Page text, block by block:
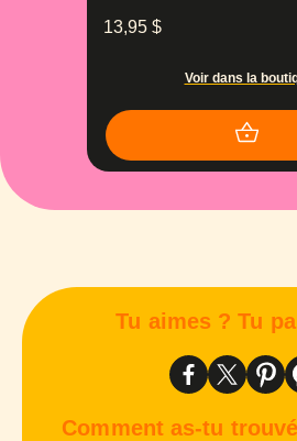
13,95 $
Voir dans la
Tu aimes ? Tu
Comment as-tu